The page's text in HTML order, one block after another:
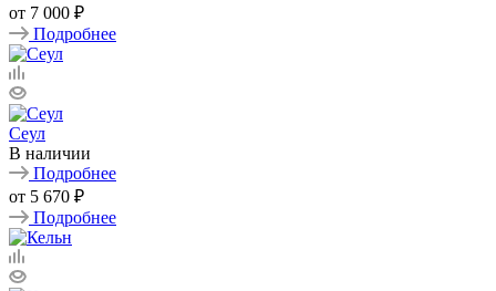
от 7 000 ₽
Подробнее
Сеул
В наличии
Подробнее
от 5 670 ₽
Подробнее